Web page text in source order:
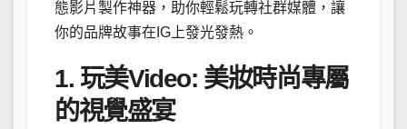
態影片製作神器，助你輕鬆玩轉社群媒體，讓
你的品牌故事在IG上發光發熱。
1. 玩美Video: 美妝時尚專屬
的視覺盛宴